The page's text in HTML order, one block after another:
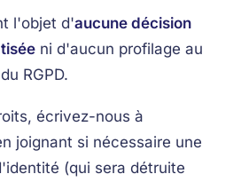
l'objet d'aucune décision
ni d'aucun profilage au
RGPD.
écrivez-nous à
joignant si nécessaire une
(qui sera détruite